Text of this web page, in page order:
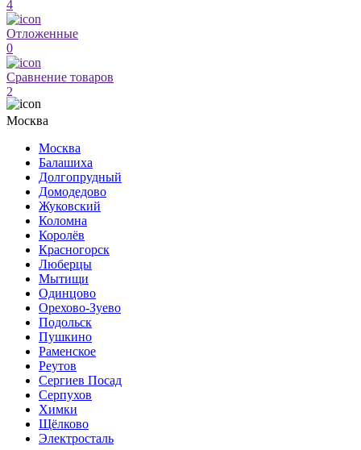
4
Отложенные
0
Сравнение товаров
2
Москва
Москва
Балашиха
Долгопрудный
Домодедово
Жуковский
Коломна
Королёв
Красногорск
Люберцы
Мытищи
Одинцово
Орехово-Зуево
Подольск
Пушкино
Раменское
Реутов
Сергиев Посад
Серпухов
Химки
Щёлково
Электросталь